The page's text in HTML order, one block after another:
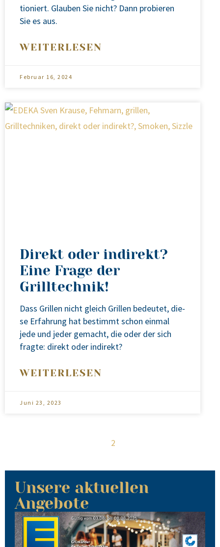
tio­niert. Glau­ben Sie nicht? Dann pro­bie­ren
Sie es aus.
WEITERLESEN
Februar 16, 2024
Direkt oder indirekt?
Eine Frage der
Grilltechnik!
Dass Gril­len nicht gleich Gril­len bedeu­tet, die­
se Erfah­rung hat bestimmt schon ein­mal
jede und jeder gemacht, die oder der sich
frag­te: direkt oder indi­rekt?
WEITERLESEN
Juni 23, 2023
2
Unsere aktuellen
Angebote